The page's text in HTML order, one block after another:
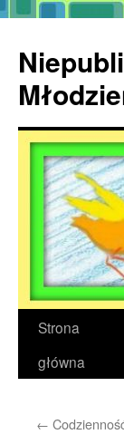
treści
Strona
główna
←